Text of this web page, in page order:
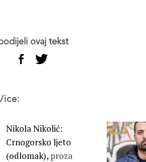
podijeli ovaj tekst
ice:
Nikola Nikolić:
Crnogorsko ljeto
(odlomak), proza